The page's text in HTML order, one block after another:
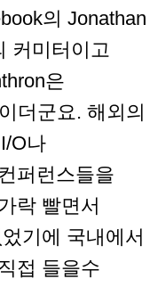
의 Jonathan
커미터이고
은
더군요. 해외의
O나
퍼런스들을
락 빨면서
기에 국내에서
접 들을수